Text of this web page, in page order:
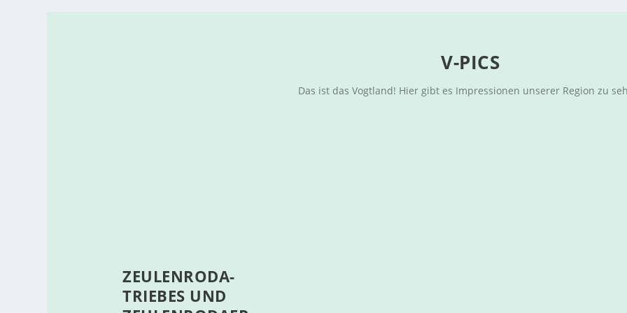
V-PICS
Das ist das Vogtland! Hier gibt es Impressionen unserer Region zu
ZEULENRODA-
TRIEBES UND